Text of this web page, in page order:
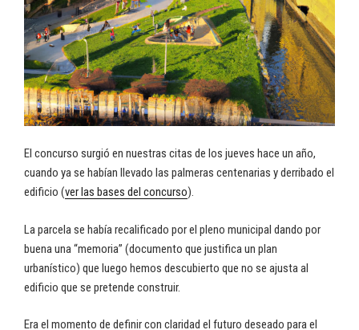
El concurso surgió en nuestras citas de los jueves hace un año,
cuando ya se habían llevado las palmeras centenarias y derribado el
edificio (ver las bases del concurso).
La parcela se había recalificado por el pleno municipal dando por
buena una “memoria” (documento que justifica un plan
urbanístico) que luego hemos descubierto que no se ajusta al
edificio que se pretende construir.
Era el momento de definir con claridad el futuro deseado para el